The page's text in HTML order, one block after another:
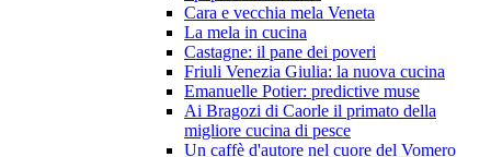
Cara e vecchia mela Veneta
La mela in cucina
Castagne: il pane dei poveri
Friuli Venezia Giulia: la nuova cucina
Emanuelle Potier: predictive muse
Ai Bragozi di Caorle il primato della
migliore cucina di pesce
Un caffè d'autore nel cuore del Vomero